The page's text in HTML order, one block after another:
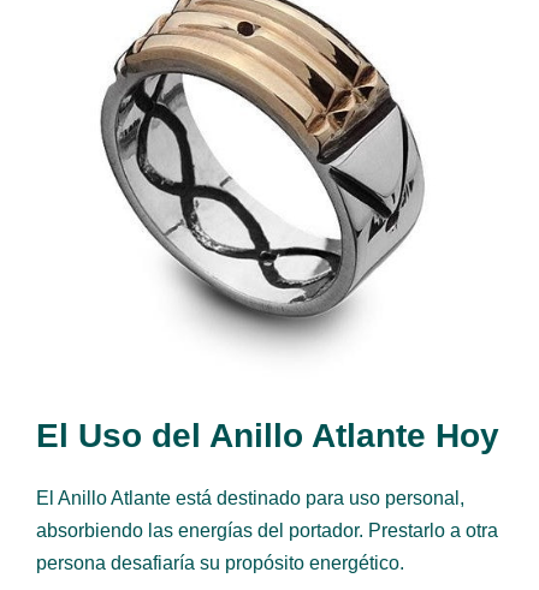
El Uso del Anillo Atlante Hoy
El Anillo Atlante está destinado para uso personal,
absorbiendo las energías del portador. Prestarlo a otra
persona desafiaría su propósito energético.